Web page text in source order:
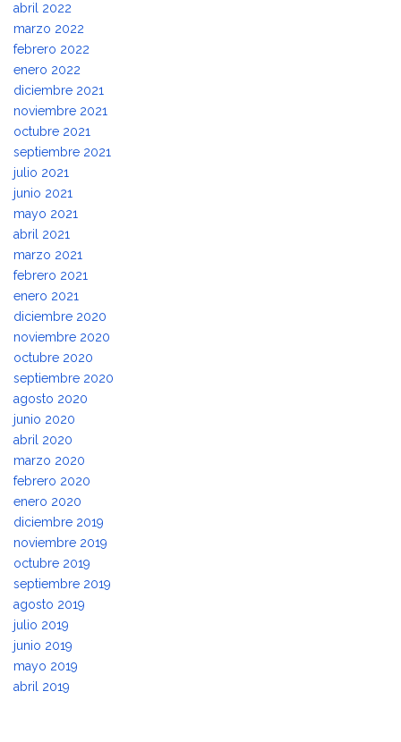
abril 2022
marzo 2022
febrero 2022
enero 2022
diciembre 2021
noviembre 2021
octubre 2021
septiembre 2021
julio 2021
junio 2021
mayo 2021
abril 2021
marzo 2021
febrero 2021
enero 2021
diciembre 2020
noviembre 2020
octubre 2020
septiembre 2020
agosto 2020
junio 2020
abril 2020
marzo 2020
febrero 2020
enero 2020
diciembre 2019
noviembre 2019
octubre 2019
septiembre 2019
agosto 2019
julio 2019
junio 2019
mayo 2019
abril 2019